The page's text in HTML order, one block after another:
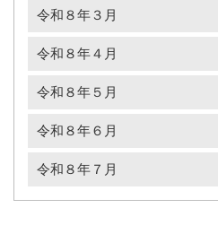
令和８年３月
令和８年４月
令和８年５月
令和８年６月
令和８年７月